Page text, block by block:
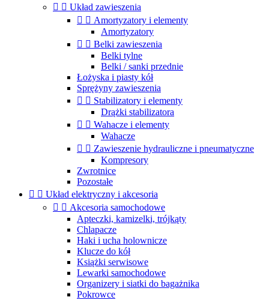
  Układ zawieszenia
  Amortyzatory i elementy
Amortyzatory
  Belki zawieszenia
Belki tylne
Belki / sanki przednie
Łożyska i piasty kół
Sprężyny zawieszenia
  Stabilizatory i elementy
Drążki stabilizatora
  Wahacze i elementy
Wahacze
  Zawieszenie hydrauliczne i pneumatyczne
Kompresory
Zwrotnice
Pozostałe
  Układ elektryczny i akcesoria
  Akcesoria samochodowe
Apteczki, kamizelki, trójkąty
Chlapacze
Haki i ucha holownicze
Klucze do kół
Książki serwisowe
Lewarki samochodowe
Organizery i siatki do bagażnika
Pokrowce